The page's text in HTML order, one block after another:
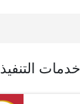
خدمات التنفيذ